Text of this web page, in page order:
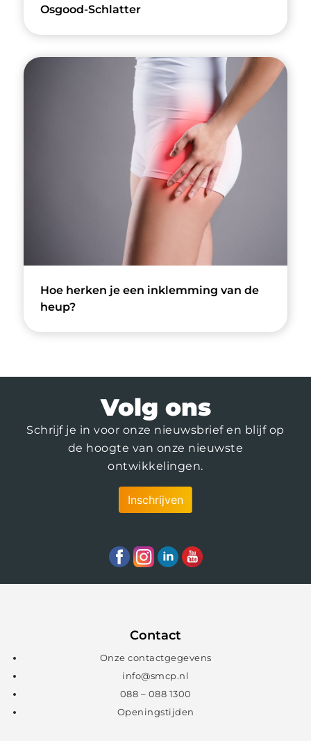
Osgood-Schlatter
Hoe herken je een inklemming van de
heup?
Volg ons
Schrijf je in voor onze nieuwsbrief en blijf op
de hoogte van onze nieuwste
ontwikkelingen.
Inschrijven
Contact
Onze contactgegevens
info@smcp.nl
088 – 088 1300
Openingstijden